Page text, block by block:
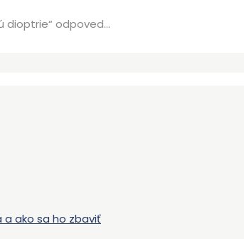
dioptrie“ odpoved...
a ako sa ho zbaviť